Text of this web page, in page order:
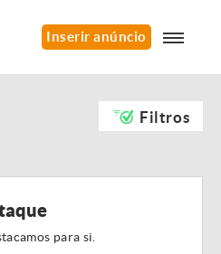
Inserir anúncio
Filtros
para si.